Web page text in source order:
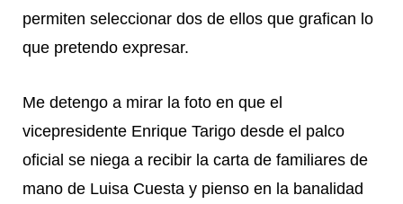
permiten seleccionar dos de ellos que grafican lo
que pretendo expresar.
Me detengo a mirar la foto en que el
vicepresidente Enrique Tarigo desde el palco
oficial se niega a recibir la carta de familiares de
mano de Luisa Cuesta y pienso en la banalidad